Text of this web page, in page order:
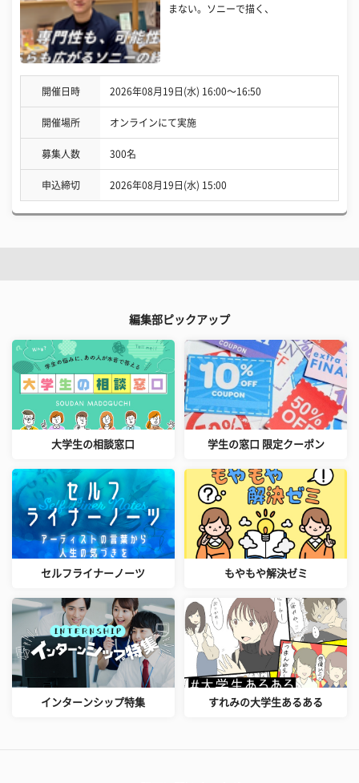
まない。ソニーで描く、
開催日時 2026年08月19日(水) 16:00〜16:50
開催場所 オンラインにて実施
募集人数 300名
申込締切 2026年08月19日(水) 15:00
編集部ピックアップ
大学生の相談窓口 学生の窓口 限定クーポン
セルフライナーノーツ もやもや解決ゼミ
インターンシップ特集 すれみの大学生あるある